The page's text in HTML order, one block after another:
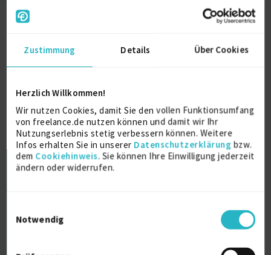
Zustimmung Details Über Cookies
Herzlich Willkommen!
Wir nutzen Cookies, damit Sie den vollen Funktionsumfang
von freelance.de nutzen können und damit wir Ihr
Nutzungserlebnis stetig verbessern können. Weitere
Infos erhalten Sie in unserer Datenschutzerklärung bzw.
dem Cookiehinweis. Sie können Ihre Einwilligung jederzeit
ändern oder widerrufen.
Notwendig
visualisierung mit Microsoft Power BI
2020
Microsoft Certified: Azure Fundamentals
Microsoft DAT207x: Analyzing and
Visualizing Data with Power BI
2019